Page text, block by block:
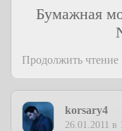
Бумажная
Продолжить чтение
korsary4
26.01.2011 в